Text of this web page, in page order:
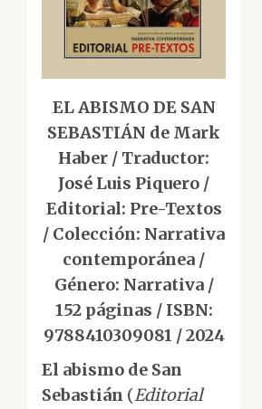
EL ABISMO DE SAN
SEBASTIÁN de Mark
Haber / Traductor:
José Luis Piquero /
Editorial: Pre-Textos
/ Colección: Narrativa
contemporánea /
Género: Narrativa /
152 páginas / ISBN:
9788410309081 / 2024
El abismo de San
Sebastián (Editorial